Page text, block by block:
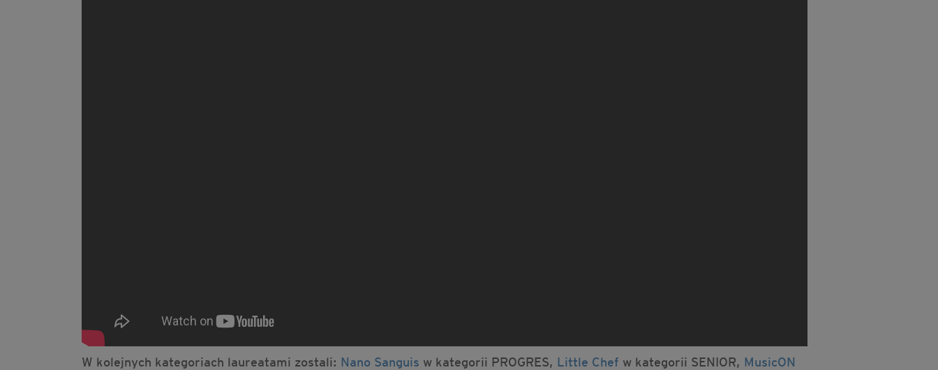
W kolejnych kategoriach laureatami zostali: Nano Sanguis w kategorii PROGRES, Little Chef w kategorii SENIOR, MusicON